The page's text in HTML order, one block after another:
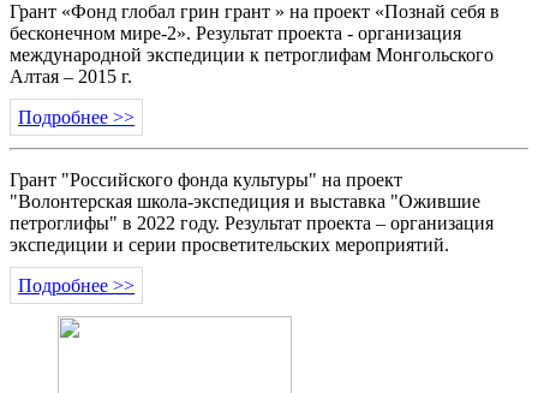
Грант «Фонд глобал грин грант » на проект «Познай себя в
бесконечном мире-2». Результат проекта - организация
международной экспедиции к петроглифам Монгольского
Алтая – 2015 г.
Подробнее >>
Грант "Российского фонда культуры" на проект
"Волонтерская школа-экспедиция и выставка "Ожившие
петроглифы" в 2022 году. Результат проекта – организация
экспедиции и серии просветительских мероприятий.
Подробнее >>